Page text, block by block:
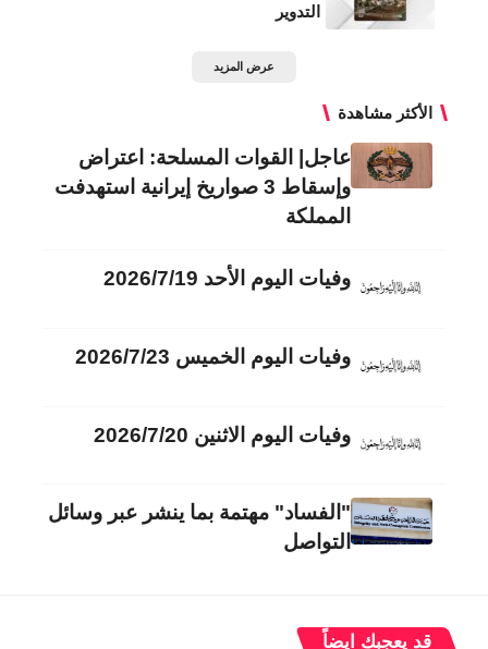
التدوير
عرض المزيد
الأكثر مشاهدة
عاجل| القوات المسلحة: اعتراض
وإسقاط 3 صواريخ إيرانية استهدفت
المملكة
وفيات اليوم الأحد 2026/7/19
وفيات اليوم الخميس 2026/7/23
وفيات اليوم الاثنين 2026/7/20
"الفساد" مهتمة بما ينشر عبر وسائل
التواصل
قد يعجبك ايضاً